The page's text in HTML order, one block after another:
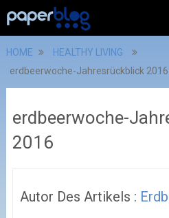
HOME
HEALTHY LIVING
erdbeerwoche-Jahresrückblick 2016
erdbeerwoche-
2016
Autor Des Artikels :